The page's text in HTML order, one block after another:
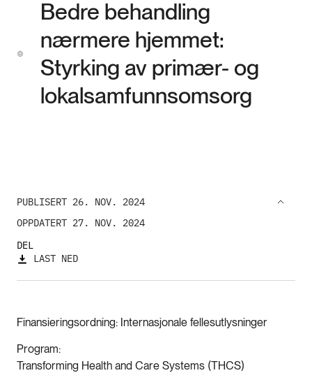
Bedre behandling
nærmere hjemmet:
Styrking av primær- og
lokalsamfunnsomsorg
PUBLISERT 26. NOV. 2024
OPPDATERT 27. NOV. 2024
DEL
LAST NED
Finansieringsordning Internasjonale fellesutlysninger
Program
Transforming Health and Care Systems (THCS)